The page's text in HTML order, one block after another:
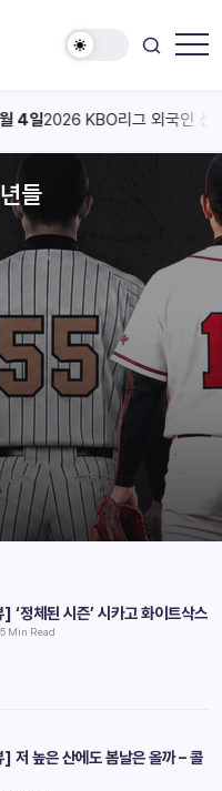
KBO리그 외국인 선수 스카
닝
년들
수 스카우팅 리포트
스
수 스카우팅 리포트
라스코
이유
수 스카우팅 리포트
드리스
닝
들
카우팅 리포트
카우팅 리포트
유
카우팅 리포트
카우팅 리포트
카우팅 리포트
유
카우팅 리포트
‘정체된 시즌’ 시카고 화이트삭스
5 Min Read
저 높은 산에도 봄날은 올까 – 콜